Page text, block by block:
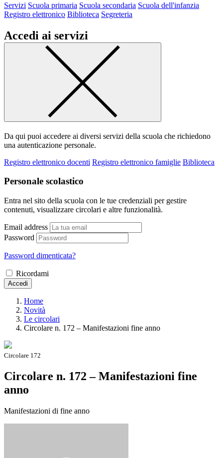
Servizi Scuola primaria Scuola secondaria Scuola dell'infanzia
Registro elettronico Biblioteca Segreteria
Accedi ai servizi
Da qui puoi accedere ai diversi servizi della scuola che richiedono
una autenticazione personale.
Registro elettronico docenti Registro elettronico famiglie Biblioteca
Personale scolastico
Entra nel sito della scuola con le tue credenziali per gestire
contenuti, visualizzare circolari e altre funzionalità.
Email address
Password
Password dimenticata?
Ricordami
Accedi
Home
Novità
Le circolari
Circolare n. 172 – Manifestazioni fine anno
Circolare 172
Circolare n. 172 – Manifestazioni fine
anno
Manifestazioni di fine anno